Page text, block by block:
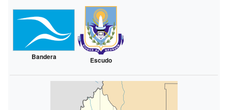
Bandera Escudo